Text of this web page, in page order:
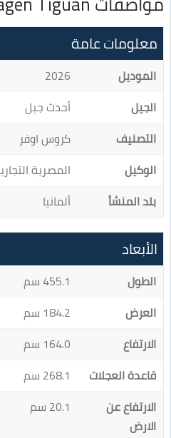
معلومات عامة
الموديل
2026
الجيل
أحدث جيل
التصنيف
كروس اوفر
الوكيل
المصرية
بلد المنشأ
ألمانيا
الأبعاد
الطول
455.1 سم
العرض
184.2 سم
الارتفاع
164.0 سم
قاعدة العجلات
268.1 سم
الارتفاع عن
الارض
20.1 سم